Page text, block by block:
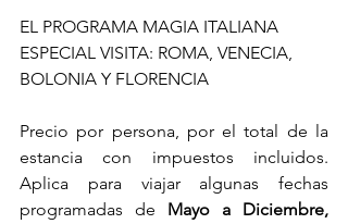
EL PROGRAMA MAGIA ITALIANA
ESPECIAL VISITA: ROMA, VENECIA,
BOLONIA Y FLORENCIA
Precio por persona, por el total de la
estancia con impuestos incluidos.
Aplica para viajar algunas fechas
programadas de Mayo a Diciembre,